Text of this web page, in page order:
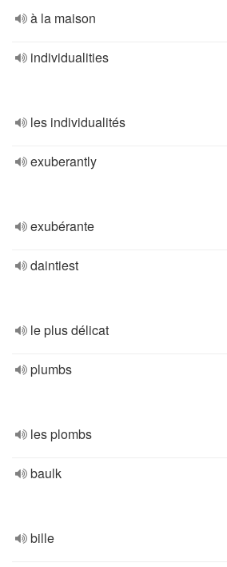
à la maison
individualities
les individualités
exuberantly
exubérante
daintiest
le plus délicat
plumbs
les plombs
baulk
bille